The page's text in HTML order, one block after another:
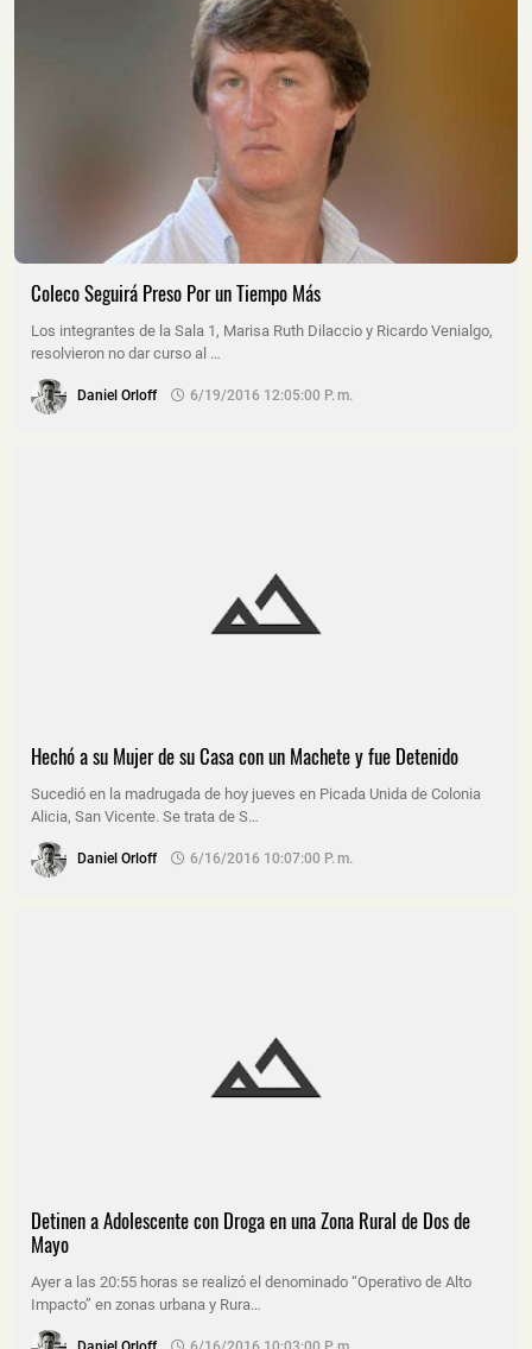
Coleco Seguirá Preso Por un Tiempo Más
Los integrantes de la Sala 1, Marisa Ruth Dilaccio y Ricardo Venialgo,
resolvieron no dar curso al …
Daniel Orloff 6/19/2016 12:05:00 P. M.
Hechó a su Mujer de su Casa con un Machete y fue Detenido
Sucedió en la madrugada de hoy jueves en Picada Unida de Colonia
Alicia, San Vicente. Se trata de S…
Daniel Orloff 6/16/2016 10:07:00 P. M.
Detinen a Adolescente con Droga en una Zona Rural de Dos de
Mayo
Ayer a las 20:55 horas se realizó el denominado “Operativo de Alto
Impacto” en zonas urbana y Rura…